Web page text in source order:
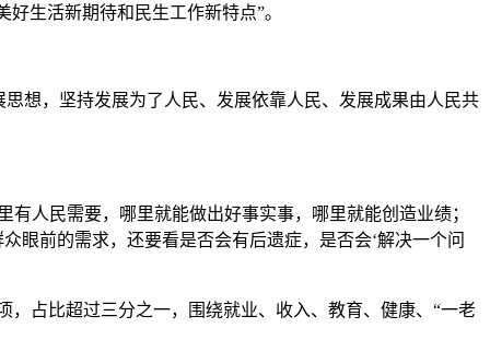
生活新期待和民生工作新特点”。
想，坚持发展为了人民、发展依靠人民、发展成果由人民共
人民需要，哪里就能做出好事实事，哪里就能创造业绩；
眼前的需求，还要看是否会有后遗症，是否会‘解决一个问
，占比超过三分之一，围绕就业、收入、教育、健康、“一老